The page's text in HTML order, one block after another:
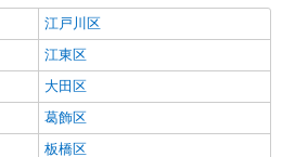
江戸川区
江東区
大田区
葛飾区
板橋区